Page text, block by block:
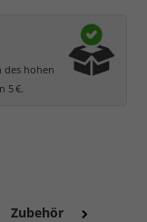
wir Kunst- oder
des hohen
5 €.
Zubehör